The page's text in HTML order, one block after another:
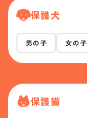
保護犬
男の子 女の子
保護猫